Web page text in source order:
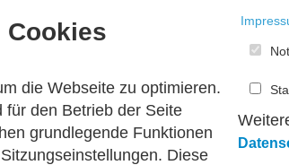
Cookies
die Webseite zu optimieren.
für den Betrieb der Seite
grundlegende Funktionen
Diese